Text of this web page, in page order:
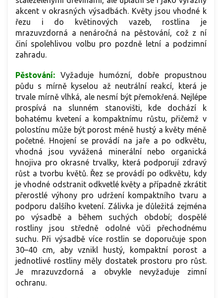
akcent v okrasných výsadbách. Květy jsou vhodné k
řezu i do květinových vazeb, rostlina je
mrazuvzdorná a nenáročná na pěstování, což z ní
činí spolehlivou volbu pro pozdně letní a podzimní
zahradu.
Pěstování:
Vyžaduje humózní, dobře propustnou
půdu s mírně kyselou až neutrální reakcí, která je
trvale mírně vlhká, ale nesmí být přemokřená. Nejlépe
prospívá na slunném stanovišti, kde dochází k
bohatému kvetení a kompaktnímu růstu, přičemž v
polostínu může být porost méně hustý a květy méně
početné. Hnojení se provádí na jaře a po odkvětu,
vhodná jsou vyvážená minerální nebo organická
hnojiva pro okrasné trvalky, která podporují zdravý
růst a tvorbu květů. Řez se provádí po odkvětu, kdy
je vhodné odstranit odkvetlé květy a případně zkrátit
přerostlé výhony pro udržení kompaktního tvaru a
podporu dalšího kvetení. Zálivka je důležitá zejména
po výsadbě a během suchých období; dospělé
rostliny jsou středně odolné vůči přechodnému
suchu. Při výsadbě více rostlin se doporučuje spon
30–40 cm, aby vznikl hustý, kompaktní porost a
jednotlivé rostliny měly dostatek prostoru pro růst.
Je mrazuvzdorná a obvykle nevyžaduje zimní
ochranu.